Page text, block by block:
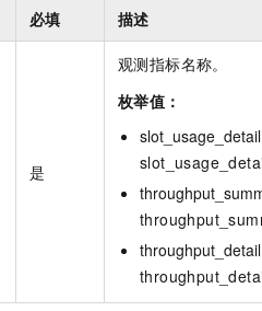
必填 描述
是
观测指标名称。
枚举值：